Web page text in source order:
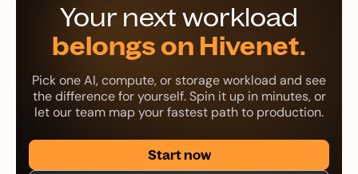
Your next workload
belongs on Hivenet.
Pick one AI, compute, or storage workload and see
the difference for yourself. Spin it up in minutes, or
let our team map your fastest path to production.
Start now